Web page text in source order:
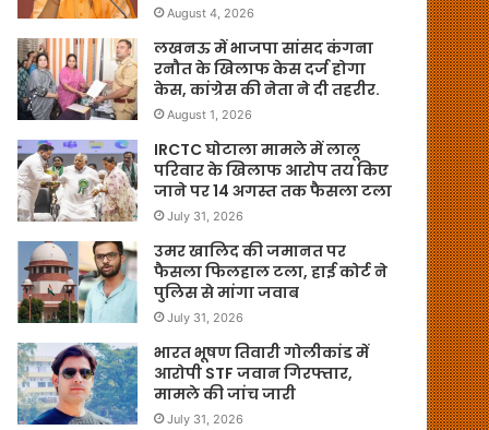
August 4, 2026
लखनऊ में भाजपा सांसद कंगना
रनौत के खिलाफ केस दर्ज होगा
केस, कांग्रेस की नेता ने दी तहरीर.
August 1, 2026
IRCTC घोटाला मामले में लालू
परिवार के खिलाफ आरोप तय किए
जाने पर 14 अगस्त तक फैसला टला
July 31, 2026
उमर खालिद की जमानत पर
फैसला फिलहाल टला, हाई कोर्ट ने
पुलिस से मांगा जवाब
July 31, 2026
भारत भूषण तिवारी गोलीकांड में
आरोपी STF जवान गिरफ्तार,
मामले की जांच जारी
July 31, 2026